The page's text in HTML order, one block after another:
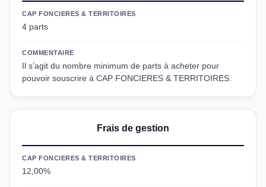
CAP FONCIERES & TERRITOIRES
4 parts
COMMENTAIRE
Il s’agit du nombre minimum de parts à acheter pour
pouvoir souscrire à CAP FONCIERES & TERRITOIRES.
Frais de gestion
CAP FONCIERES & TERRITOIRES
12,00%